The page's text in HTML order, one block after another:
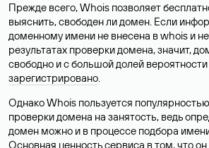
Прежде всего, Whois позволяет
выяснить, свободен ли домен. Если
доменному имени не внесена в whois и
результатах проверки домена, значит,
свободно и с большой долей вероятности
зарегистрировано.
Однако Whois пользуется
проверки домена на занятость, ведь
домен можно и в процессе подбора
Основная ценность сервиса в том, что